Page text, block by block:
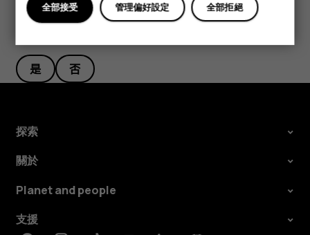
是 否
探索
關於
Planet and people
支援
全部拒絕
管理偏好設定
全部接受